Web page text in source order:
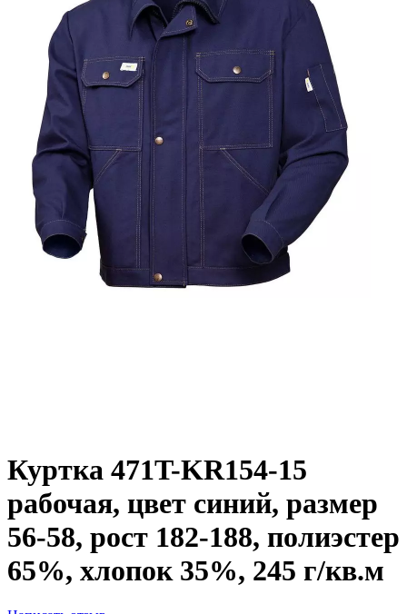
Куртка 471T-KR154-15
рабочая, цвет синий, размер
56-58, рост 182-188, полиэстер
65%, хлопок 35%, 245 г/кв.м